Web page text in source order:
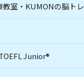
室・KUMONの脳トレ
Junior®